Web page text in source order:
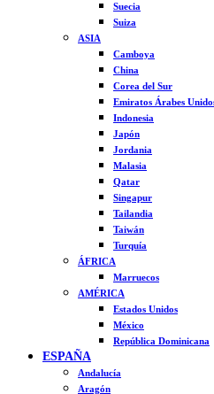
Suecia
Suiza
ASIA
Camboya
China
Corea del Sur
Emiratos Árabes
Indonesia
Japón
Jordania
Malasia
Qatar
Singapur
Tailandia
Taiwán
Turquía
ÁFRICA
Marruecos
AMÉRICA
Estados Unidos
México
República Dominicana
ESPAÑA
Andalucía
Aragón